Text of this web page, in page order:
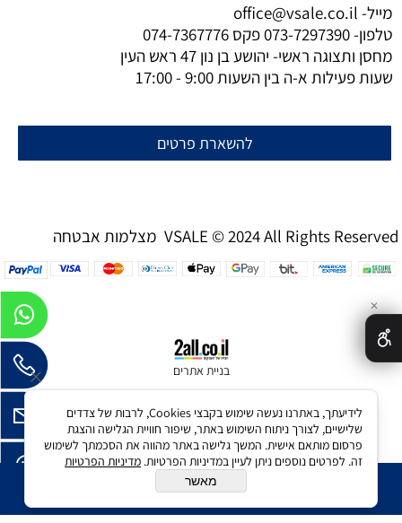
הוסף לסל
מייל- office@vsale.co.il
טלפון-073-7297390פקס 074-7367776
מחסן ותצוגה ראשי- יהושע בן נון 47 ראש העין
שעות פעילות א-ה בין השעות 9:00 - 17:00
להשארת פרטים
מצלמות אבטחה VSALE © 2024 All Rights Reserved
בניית אתרים
✕
לידיעתך, באתרנו נעשה שימוש בקבצי Cookies, לרבות של צדדים
שלישיים, לצורך ניתוח השימוש באתר, שיפור חוויית הגלישה והצגת
פרסום מותאם אישית. המשך גלישה באתר מהווה את הסכמתך לשימוש
זה. לפרטים נוספים ניתן לעיין במדיניות הפרטיות. מדיניות הפרטיות
מאשר